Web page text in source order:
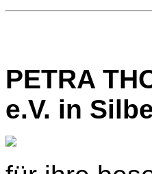
PETRA
e.V. in